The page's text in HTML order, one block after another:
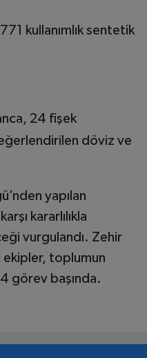
kullanımlık sentetik
24 fişek
döviz ve
yapılan
kararlılıkla
vurgulandı. Zehir
ekipler, toplumun
görev başında.